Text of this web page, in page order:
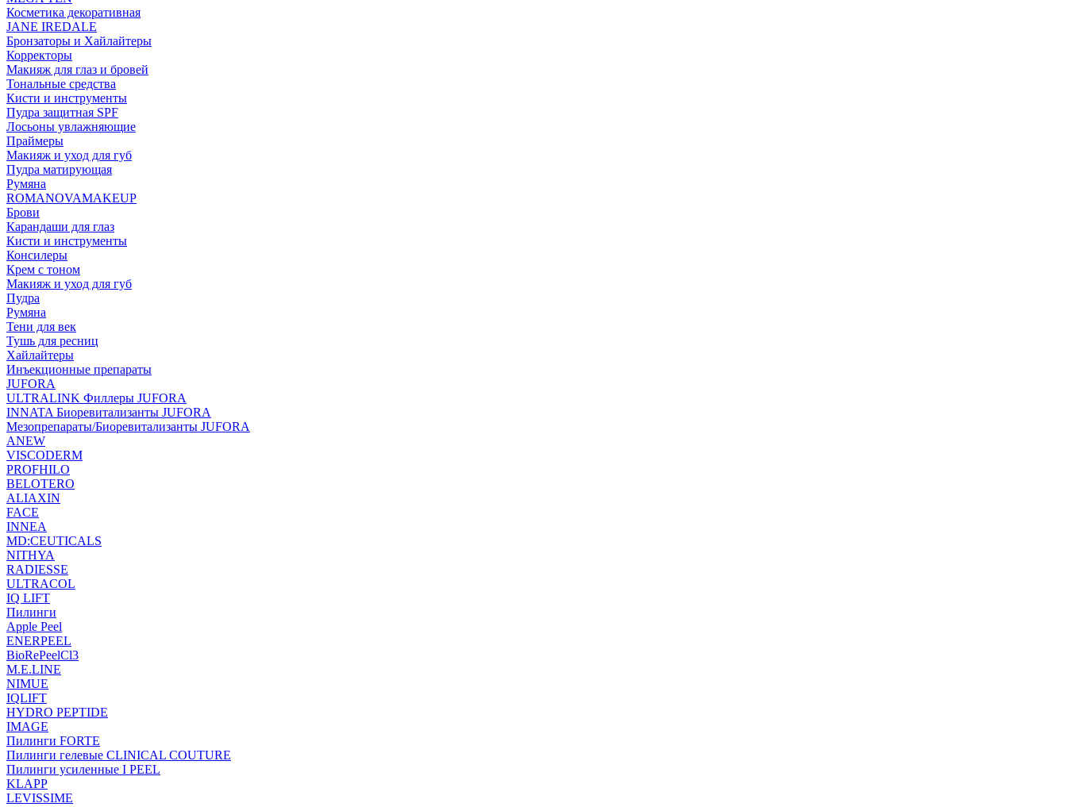
Косметика декоративная
JANE IREDALE
Бронзаторы и Хайлайтеры
Корректоры
Макияж для глаз и бровей
Тональные средства
Кисти и инструменты
Пудра защитная SPF
Лосьоны увлажняющие
Праймеры
Макияж и уход для губ
Пудра матирующая
Румяна
ROMANOVAMAKEUP
Брови
Карандаши для глаз
Кисти и инструменты
Консилеры
Крем с тоном
Макияж и уход для губ
Пудра
Румяна
Тени для век
Тушь для ресниц
Хайлайтеры
Инъекционные препараты
JUFORA
ULTRALINK Филлеры JUFORA
INNATA Биоревитализанты JUFORA
Мезопрепараты/Биоревитализанты JUFORA
ANEW
VISCODERM
PROFHILO
BELOTERO
ALIAXIN
FACE
INNEA
MD:CEUTICALS
NITHYA
RADIESSE
ULTRACOL
IQ LIFT
Пилинги
Apple Peel
ENERPEEL
BioRePeelCl3
M.E.LINE
NIMUE
IQLIFT
HYDRO PEPTIDE
IMAGE
Пилинги FORTE
Пилинги гелевые CLINICAL COUTURE
Пилинги усиленные I PEEL
KLAPP
LEVISSIME